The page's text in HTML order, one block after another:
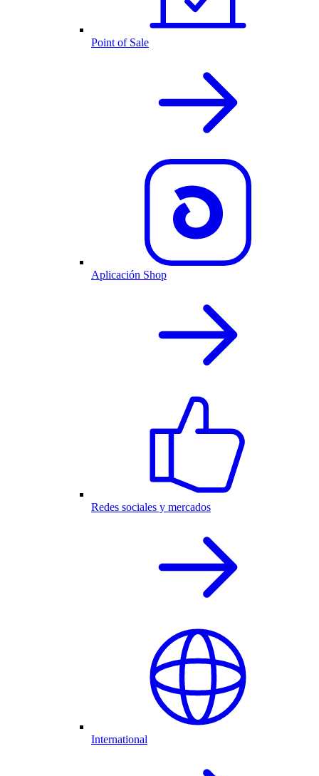
Point of Sale
Aplicación Shop
Redes sociales y mercados
International